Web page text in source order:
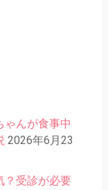
ゃんが食事中
2026年6月23
？受診が必要